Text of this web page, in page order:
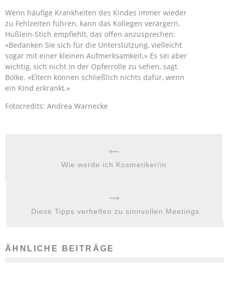
Wenn häufige Krankheiten des Kindes immer wieder
zu Fehlzeiten führen, kann das Kollegen verärgern.
Hußlein-Stich empfiehlt, das offen anzusprechen:
«Bedanken Sie sich für die Unterstützung, vielleicht
sogar mit einer kleinen Aufmerksamkeit.» Es sei aber
wichtig, sich nicht in der Opferrolle zu sehen, sagt
Bölke. «Eltern können schließlich nichts dafür, wenn
ein Kind erkrankt.»
Fotocredits: Andrea Warnecke
Wie werde ich Kosmetiker/in
Diese Tipps verhelfen zu sinnvollen Meetings
ÄHNLICHE BEITRÄGE